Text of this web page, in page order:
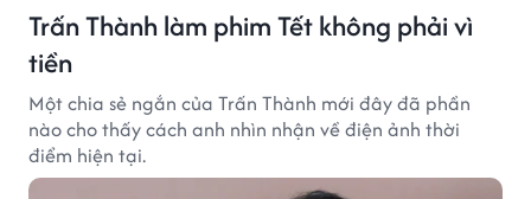
Trấn Thành làm phim Tết không phải vì
tiền
Một chia sẻ ngắn của Trấn Thành mới đây đã phần
nào cho thấy cách anh nhìn nhận về điện ảnh thời
điểm hiện tại.